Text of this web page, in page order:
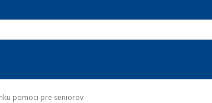
pomoci pre seniorov